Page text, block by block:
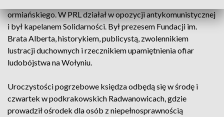
ormiańskiego. W PRL działał w opozycji antykomunistycznej
i był kapelanem Solidarności. Był prezesem Fundacji im.
Brata Alberta, historykiem, publicystą, zwolennikiem
lustracji duchownych i rzecznikiem upamiętnienia ofiar
ludobójstwa na Wołyniu.
Uroczystości pogrzebowe księdza odbędą się w środę i
czwartek w podkrakowskich Radwanowicach, gdzie
prowadził ośrodek dla osób z niepełnosprawnością